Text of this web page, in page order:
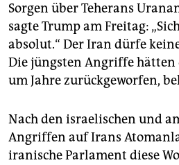
Sorgen über Teherans
sagte Trump am Freitag:
absolut.“ Der Iran dürfe
Die jüngsten Angriffe
um Jahre zurückgeworfen,
Nach den israelischen und
Angriffen auf Irans
iranische Parlament diese